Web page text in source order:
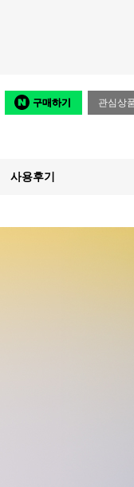
구매하기 관심상
사용후기